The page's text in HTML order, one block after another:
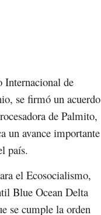
Internacional de
se firmó un acuerdo
de Palmito,
un avance importante
país.
el Ecosocialismo,
Blue Ocean Delta
se cumple la orden